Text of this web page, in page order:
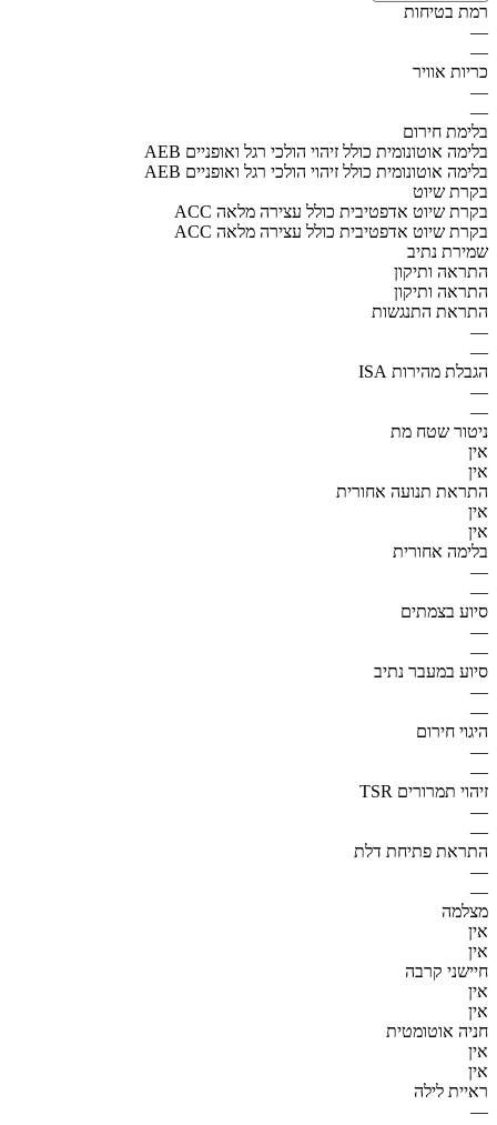
רמת בטיחות
—
—
כריות אוויר
—
—
בלימת חירום
AEB בלימה אוטונומית כולל זיהוי הולכי רגל ואופניים
AEB בלימה אוטונומית כולל זיהוי הולכי רגל ואופניים
בקרת שיוט
ACC בקרת שיוט אדפטיבית כולל עצירה מלאה
ACC בקרת שיוט אדפטיבית כולל עצירה מלאה
שמירת נתיב
התראה ותיקון
התראה ותיקון
התראת התנגשות
—
—
הגבלת מהירות ISA
—
—
ניטור שטח מת
אין
אין
התראת תנועה אחורית
אין
אין
בלימה אחורית
—
—
סיוע בצמתים
—
—
סיוע במעבר נתיב
—
—
היגוי חירום
—
—
זיהוי תמרורים TSR
—
—
התראת פתיחת דלת
—
—
מצלמה
אין
אין
חיישני קרבה
אין
אין
חניה אוטומטית
אין
אין
ראיית לילה
—